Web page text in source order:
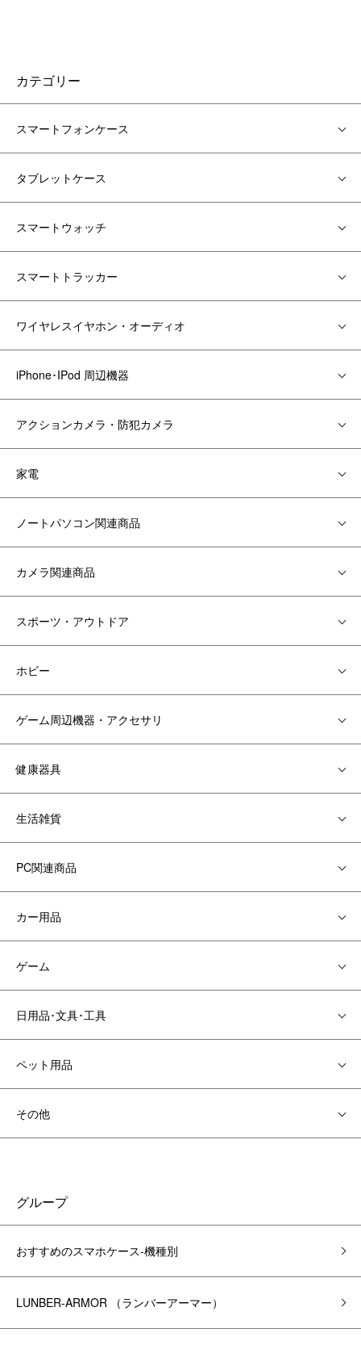
カテゴリー
スマートフォンケース
タブレットケース
スマートウォッチ
スマートトラッカー
ワイヤレスイヤホン・オーディオ
iPhone･IPod 周辺機器
アクションカメラ・防犯カメラ
家電
ノートパソコン関連商品
カメラ関連商品
スポーツ・アウトドア
ホビー
ゲーム周辺機器・アクセサリ
健康器具
生活雑貨
PC関連商品
カー用品
ゲーム
日用品･文具･工具
ペット用品
その他
グループ
おすすめのスマホケース-機種別
LUNBER-ARMOR （ランバーアーマー）